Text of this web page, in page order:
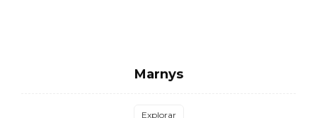
Marnys
Explorar